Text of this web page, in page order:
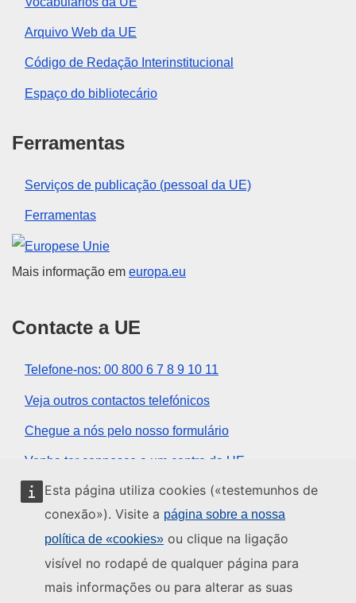
Esta página utiliza cookies («testemunhos de
conexão»). Visite a página sobre a nossa
política de «cookies» ou clique na ligação
visível no rodapé de qualquer página para
mais informações ou para alterar as suas
Arquivo Web da UE
Código de Redação Interinstitucional
Espaço do bibliotecário
Ferramentas
Serviços de publicação (pessoal da UE)
Ferramentas
União Europeia
Mais informação em europa.eu
Contacte a UE
Telefone-nos: 00 800 6 7 8 9 10 11
Veja outros contactos telefónicos
Chegue a nós pelo nosso formulário
Venha ter connosco a um centro da UE
Redes sociais